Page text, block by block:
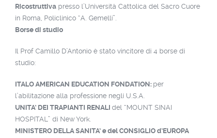
Ricostruttivapresso l’Università Cattolica del Sacro Cuore
in Roma, Policlinico “A. Gemelli”.
Borse di studio
Il Prof Camillo D’Antonio è stato vincitore di 4 borse di
studio:
ITALO AMERICAN EDUCATION FONDATION: per
l’abilitazione alla professione negli U.S.A.
UNITA’ DEI TRAPIANTI RENALI del “MOUNT SINAI
HOSPITAL” di New York.
MINISTERO DELLA SANITA’ e del CONSIGLIO d’EUROPA